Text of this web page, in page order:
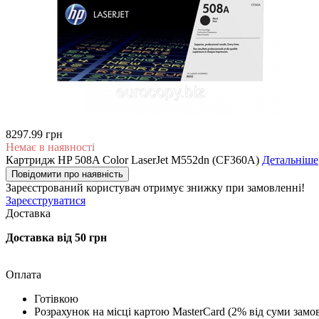
8297.99 грн
Немає в наявності
Картридж HP 508A Color LaserJet M552dn (CF360A) Детальніше
Повідомити про наявність
Зареєстрований користувач отримує знижку при замовленні!
Зареєструватися
Доставка
Доставка від 50 грн
Оплата
Готівкою
Розрахунок на місці картою MasterCard (2% від суми